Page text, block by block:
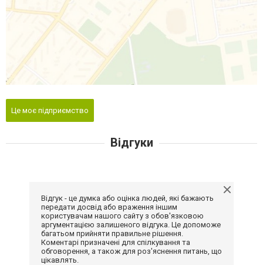
Це моє підприємство
Відгуки
Відгук - це думка або оцінка людей, які бажають
передати досвід або враження іншим
користувачам нашого сайту з обов'язковою
аргументацією залишеного відгука. Це допоможе
багатьом прийняти правильне рішення.
Коментарі призначені для спілкування та
обговорення, а також для роз'яснення питань, що
цікавлять.